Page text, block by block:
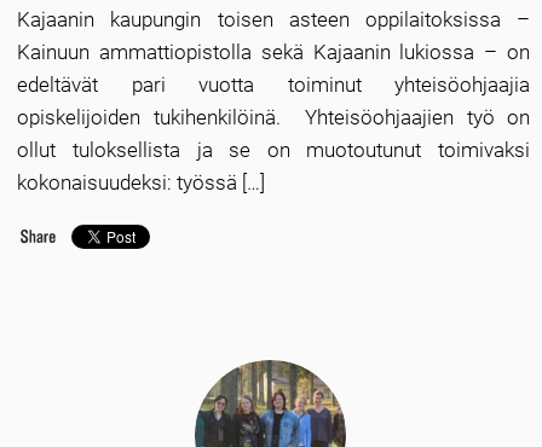
Kajaanin kaupungin toisen asteen oppilaitoksissa –
Kainuun ammattiopistolla sekä Kajaanin lukiossa – on
edeltävät pari vuotta toiminut yhteisöohjaajia
opiskelijoiden tukihenkilöinä. Yhteisöohjaajien työ on
ollut tuloksellista ja se on muotoutunut toimivaksi
kokonaisuudeksi: työssä […]